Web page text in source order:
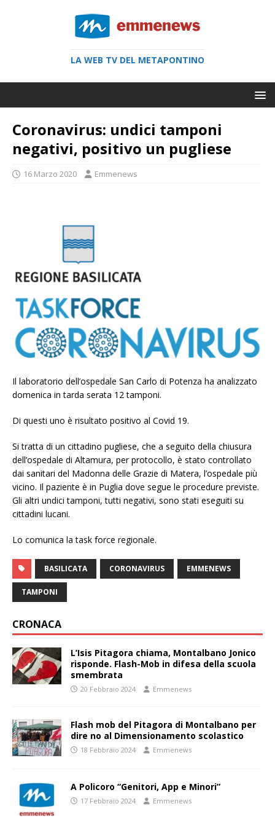
LA WEB TV DEL METAPONTINO
Coronavirus: undici tamponi
negativi, positivo un pugliese
16 Marzo 2020 Emmenews
Il laboratorio dell’ospedale San Carlo di Potenza ha analizzato
domenica in tarda serata 12 tamponi.
Di questi uno è risultato positivo al Covid 19.
Si tratta di un cittadino pugliese, che a seguito della chiusura
dell’ospedale di Altamura, per protocollo, è stato controllato
dai sanitari del Madonna delle Grazie di Matera, l’ospedale più
vicino. Il paziente è in Puglia dove segue le procedure previste.
Gli altri undici tamponi, tutti negativi, sono stati eseguiti su
cittadini lucani.
Lo comunica la task force regionale.
BASILICATA CORONAVIRUS EMMENEWS
TAMPONI
CRONACA
L’Isis Pitagora chiama, Montalbano Jonico
risponde. Flash-Mob in difesa della scuola
smembrata
20 Febbraio 2024 Emmenews
Flash mob del Pitagora di Montalbano per
dire no al Dimensionamento scolastico
18 Febbraio 2024 Emmenews
A Policoro “Genitori, App e Minori”
17 Febbraio 2024 Emmenews